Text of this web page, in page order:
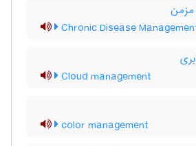
مزمن
Chronic Disease
Cloud management
color management